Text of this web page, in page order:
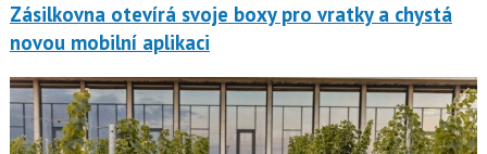
Zásilkovna otevírá svoje boxy pro vratky a chystá
novou mobilní aplikaci